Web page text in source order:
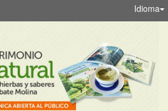
Idioma